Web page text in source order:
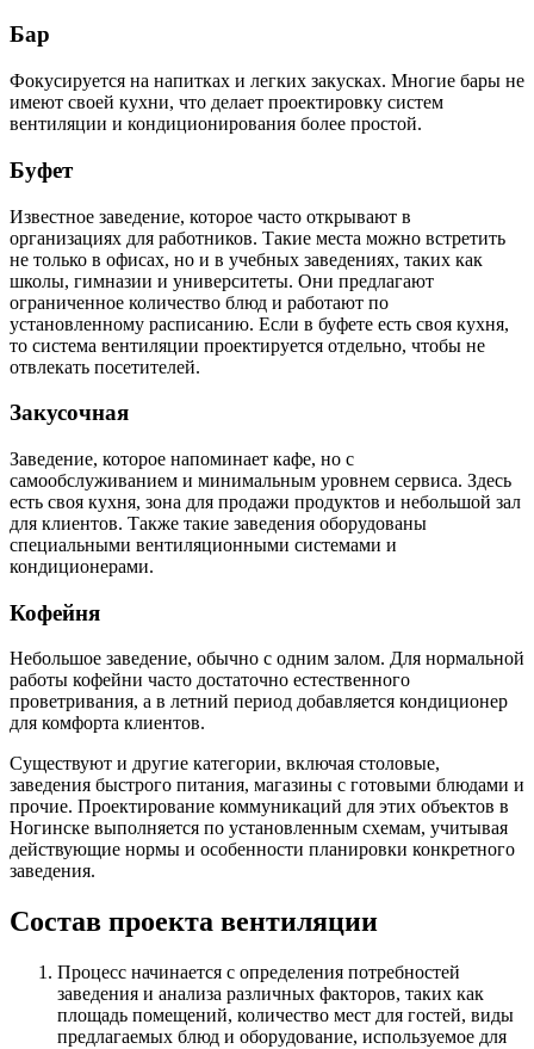
Бар
Фокусируется на напитках и легких закусках. Многие бары не
имеют своей кухни, что делает проектировку систем
вентиляции и кондиционирования более простой.
Буфет
Известное заведение, которое часто открывают в
организациях для работников. Такие места можно встретить
не только в офисах, но и в учебных заведениях, таких как
школы, гимназии и университеты. Они предлагают
ограниченное количество блюд и работают по
установленному расписанию. Если в буфете есть своя кухня,
то система вентиляции проектируется отдельно, чтобы не
отвлекать посетителей.
Закусочная
Заведение, которое напоминает кафе, но с
самообслуживанием и минимальным уровнем сервиса. Здесь
есть своя кухня, зона для продажи продуктов и небольшой зал
для клиентов. Также такие заведения оборудованы
специальными вентиляционными системами и
кондиционерами.
Кофейня
Небольшое заведение, обычно с одним залом. Для нормальной
работы кофейни часто достаточно естественного
проветривания, а в летний период добавляется кондиционер
для комфорта клиентов.
Существуют и другие категории, включая столовые,
заведения быстрого питания, магазины с готовыми блюдами и
прочие. Проектирование коммуникаций для этих объектов в
Ногинске выполняется по установленным схемам, учитывая
действующие нормы и особенности планировки конкретного
заведения.
Состав проекта вентиляции
Процесс начинается с определения потребностей
заведения и анализа различных факторов, таких как
площадь помещений, количество мест для гостей, виды
предлагаемых блюд и оборудование, используемое для